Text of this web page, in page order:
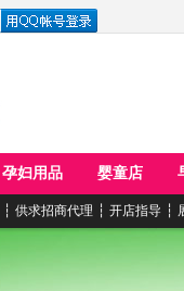
孕妇用品 婴童店
┆ 供求招商代理 ┆ 开店指导 ┆